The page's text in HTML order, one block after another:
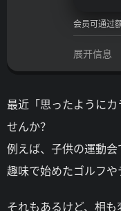
会员可通过
展开信息
最近「思ったように
せんか？
例えば、子供の運動会
趣味で始めたゴルフや
それもあるけど、相も